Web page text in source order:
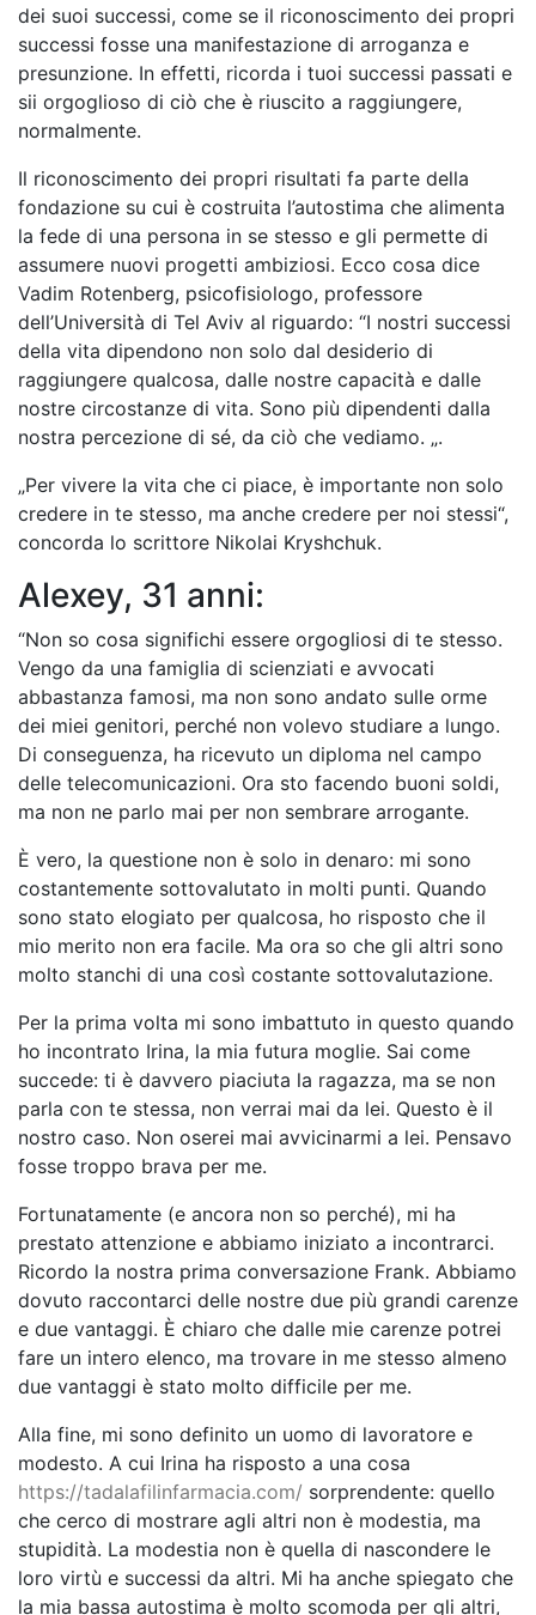
dei suoi successi, come se il riconoscimento dei propri
successi fosse una manifestazione di arroganza e
presunzione. In effetti, ricorda i tuoi successi passati e
sii orgoglioso di ciò che è riuscito a raggiungere,
normalmente.
Il riconoscimento dei propri risultati fa parte della
fondazione su cui è costruita l’autostima che alimenta
la fede di una persona in se stesso e gli permette di
assumere nuovi progetti ambiziosi. Ecco cosa dice
Vadim Rotenberg, psicofisiologo, professore
dell’Università di Tel Aviv al riguardo: “I nostri successi
della vita dipendono non solo dal desiderio di
raggiungere qualcosa, dalle nostre capacità e dalle
nostre circostanze di vita. Sono più dipendenti dalla
nostra percezione di sé, da ciò che vediamo. „.
„Per vivere la vita che ci piace, è importante non solo
credere in te stesso, ma anche credere per noi stessi“,
concorda lo scrittore Nikolai Kryshchuk.
Alexey, 31 anni:
“Non so cosa significhi essere orgogliosi di te stesso.
Vengo da una famiglia di scienziati e avvocati
abbastanza famosi, ma non sono andato sulle orme
dei miei genitori, perché non volevo studiare a lungo.
Di conseguenza, ha ricevuto un diploma nel campo
delle telecomunicazioni. Ora sto facendo buoni soldi,
ma non ne parlo mai per non sembrare arrogante.
È vero, la questione non è solo in denaro: mi sono
costantemente sottovalutato in molti punti. Quando
sono stato elogiato per qualcosa, ho risposto che il
mio merito non era facile. Ma ora so che gli altri sono
molto stanchi di una così costante sottovalutazione.
Per la prima volta mi sono imbattuto in questo quando
ho incontrato Irina, la mia futura moglie. Sai come
succede: ti è davvero piaciuta la ragazza, ma se non
parla con te stessa, non verrai mai da lei. Questo è il
nostro caso. Non oserei mai avvicinarmi a lei. Pensavo
fosse troppo brava per me.
Fortunatamente (e ancora non so perché), mi ha
prestato attenzione e abbiamo iniziato a incontrarci.
Ricordo la nostra prima conversazione Frank. Abbiamo
dovuto raccontarci delle nostre due più grandi carenze
e due vantaggi. È chiaro che dalle mie carenze potrei
fare un intero elenco, ma trovare in me stesso almeno
due vantaggi è stato molto difficile per me.
Alla fine, mi sono definito un uomo di lavoratore e
modesto. A cui Irina ha risposto a una cosa
https://tadalafilinfarmacia.com/ sorprendente: quello
che cerco di mostrare agli altri non è modestia, ma
stupidità. La modestia non è quella di nascondere le
loro virtù e successi da altri. Mi ha anche spiegato che
la mia bassa autostima è molto scomoda per gli altri,